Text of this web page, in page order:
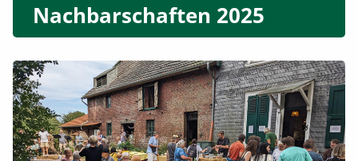
Nachbarschaften 2025